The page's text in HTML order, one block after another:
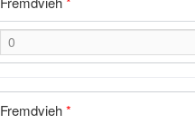
Fremdvieh*